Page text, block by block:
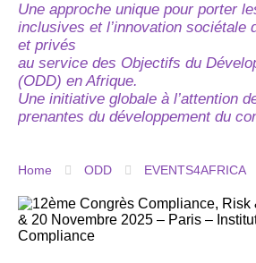
Une approche unique pour porter
inclusives et l’innovation sociétale
et privés
au service des Objectifs du
(ODD) en Afrique.
Une initiative globale à l’attention
prenantes du développement du
Home ODD EVENTS4AFRICA